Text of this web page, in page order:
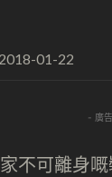
2018-01-22
- 廣
不可離身